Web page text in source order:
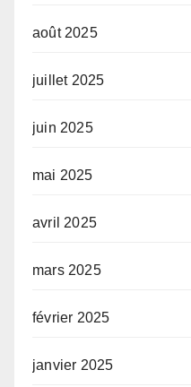
août 2025
juillet 2025
juin 2025
mai 2025
avril 2025
mars 2025
février 2025
janvier 2025